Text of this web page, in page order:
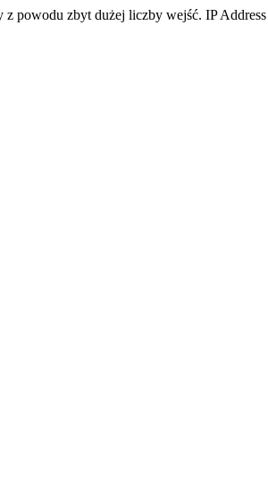
z powodu zbyt dużej liczby wejść. IP